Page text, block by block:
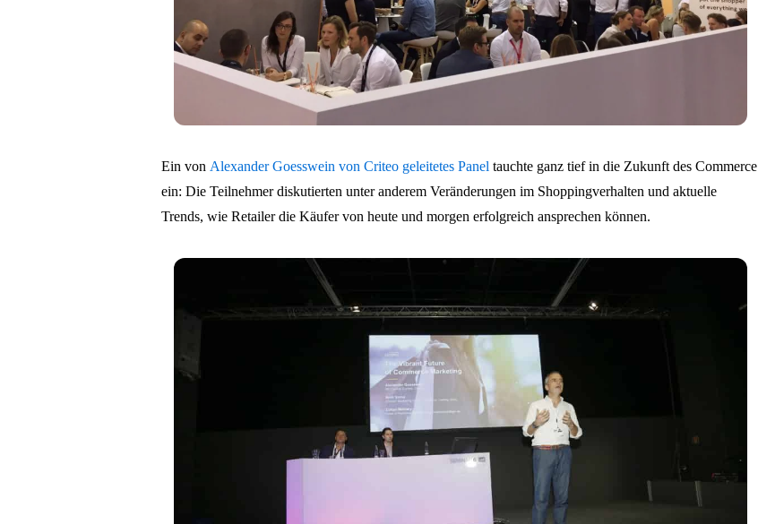
Ein vonAlexander Goesswein von Criteo geleitetes Panel tauchte ganz tief in die Zukunft des Commerce
ein: Die Teilnehmer diskutierten unter anderem Veränderungen im Shoppingverhalten und aktuelle
Trends, wie Retailer die Käufer von heute und morgen erfolgreich ansprechen können.